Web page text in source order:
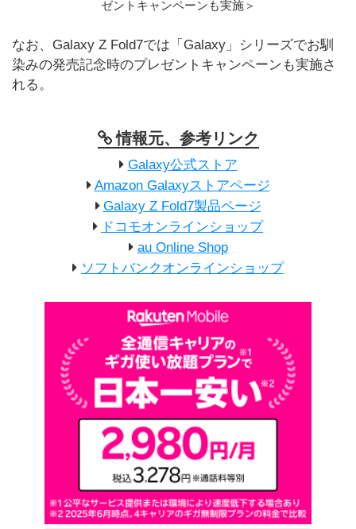
ゼントキャンペーンも実施＞
なお、Galaxy Z Fold7では「Galaxy」シリーズでお馴
染みの発売記念時のプレゼントキャンペーンも実施さ
れる。
情報元、参考リンク
Galaxy公式ストア
Amazon Galaxyストアページ
Galaxy Z Fold7製品ページ
ドコモオンラインショップ
au Online Shop
ソフトバンクオンラインショップ